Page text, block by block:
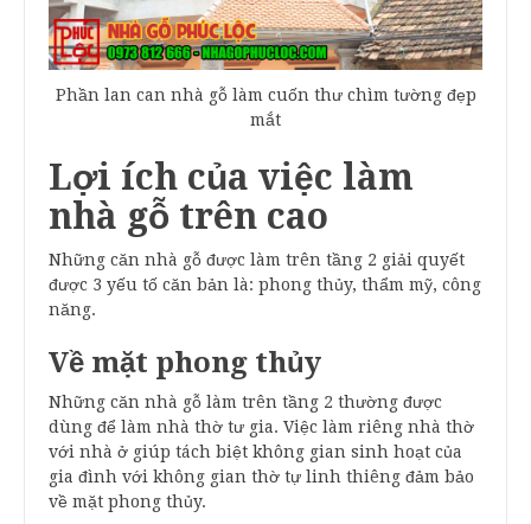
Phần lan can nhà gỗ làm cuốn thư chìm tường đẹp
mắt
Lợi ích của việc làm
nhà gỗ trên cao
Những căn nhà gỗ được làm trên tầng 2 giải quyết
được 3 yếu tố căn bản là: phong thủy, thẩm mỹ, công
năng.
Về mặt phong thủy
Những căn nhà gỗ làm trên tầng 2 thường được
dùng để làm nhà thờ tư gia. Việc làm riêng nhà thờ
với nhà ở giúp tách biệt không gian sinh hoạt của
gia đình với không gian thờ tự linh thiêng đảm bảo
về mặt phong thủy.